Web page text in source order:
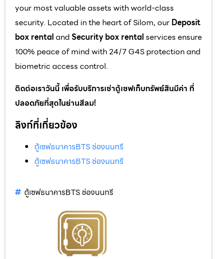
your most valuable assets with world-class
security. Located in the heart of Silom, our Deposit
box rentaland Security box rentalservices ensure
100% peace of mind with 24/7 G4S protection and
biometric access control.
ติดต่อเราวันนี้ เพื่อรับบริการเช่าตู้เซฟเก็บทรัพย์สินมีค่า ที่
ปลอดภัยที่สุดในย่านสีลม!
ลิงก์ที่เกี่ยวข้อง
ตู้เซฟธนาคารBTS ช่องนนทรี
ตู้เซฟธนาคารBTS ช่องนนทรี
ตู้เซฟธนาคารBTS ช่องนนทรี